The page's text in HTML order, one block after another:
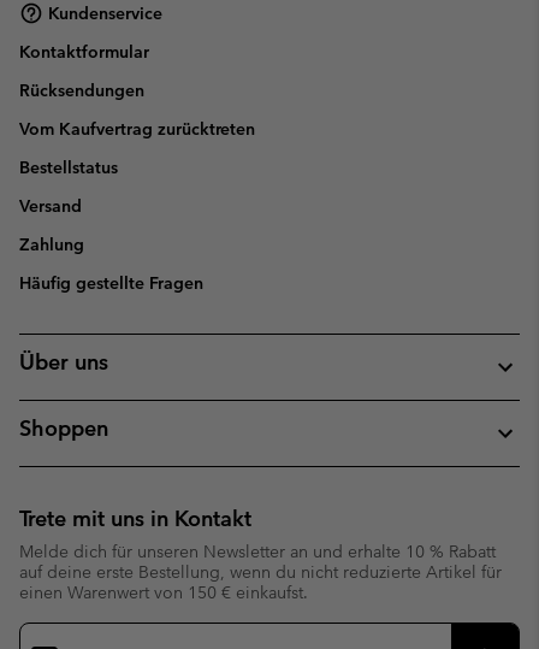
Kundenservice
Kontaktformular
Rücksendungen
Vom Kaufvertrag zurücktreten
Bestellstatus
Versand
Zahlung
Häufig gestellte Fragen
Über uns
Shoppen
Trete mit uns in Kontakt
Melde dich für unseren Newsletter an und erhalte 10 % Rabatt
auf deine erste Bestellung, wenn du nicht reduzierte Artikel für
einen Warenwert von 150 € einkaufst.
Newsletter-